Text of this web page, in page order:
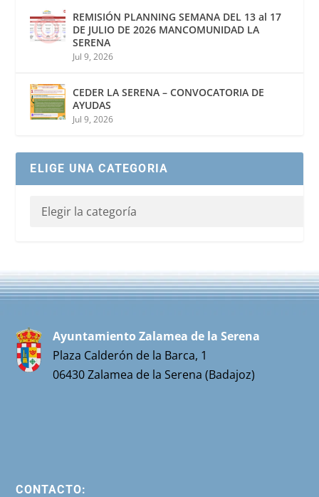
REMISIÓN PLANNING SEMANA DEL 13 al 17
DE JULIO DE 2026 MANCOMUNIDAD LA
SERENA
Jul 9, 2026
CEDER LA SERENA – CONVOCATORIA DE
AYUDAS
Jul 9, 2026
ELIGE UNA CATEGORIA
Ayuntamiento Zalamea de la Serena
Plaza Calderón de la Barca, 1
06430 Zalamea de la Serena (Badajoz)
CONTACTO: